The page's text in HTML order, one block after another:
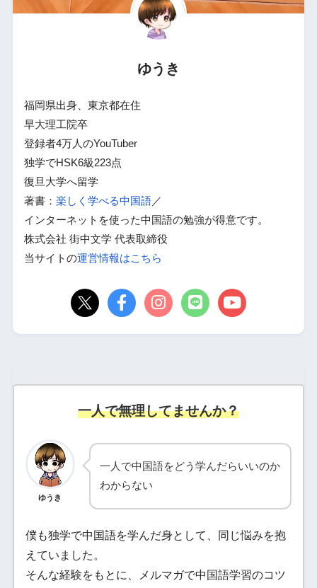
ゆうき
福岡県出身、東京都在住
早大理工院卒
登録者4万人のYouTuber
独学でHSK6級223点
復旦大学へ留学
著書： 楽しく学べる中国語／
インターネットを使った中国語の勉強が得意です。
株式会社 街中文学 代表取締役
当サイトの運営情報はこちら
一人で無理してませんか？
ゆうき
一人で中国語をどう学んだらいいのか
わからない
僕も独学で中国語を学んだ身として、同じ悩みを抱
えていました。
そんな経験をもとに、メルマガで中国語学習のコツ